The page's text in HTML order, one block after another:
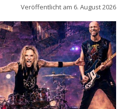
Veröffentlicht am 6. August 2026